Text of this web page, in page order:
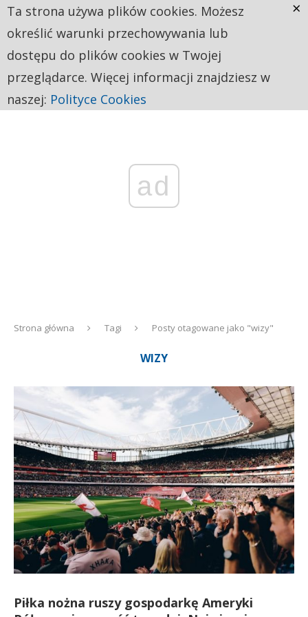
ad
Strona główna Tagi Posty otagowane jako "wizy"
WIZY
Piłka nożna ruszy gospodarkę Ameryki
Ta strona używa plików cookies. Możesz
określić warunki przechowywania lub
dostępu do plików cookies w Twojej
przeglądarce. Więcej informacji znajdziesz w
naszej: Polityce Cookies
×